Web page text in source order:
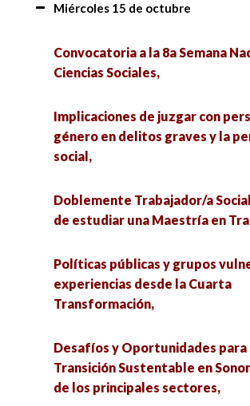
género en delitos graves y la
la frontera. 10 años de la Maestría
Social de la UACJ,
estudiar una Maestría en Trabajo
experiencias desde la Cuarta
Desafíos y Oportunidades para una
principales sectores,
Empleo y rotación laboral a nivel
Inteligencia Artificial en la
Club de Docentes Estresad@s
La Difusión de las Innovaciones:
Viaje de Políticas Públicas en
de México,
Experiencias comunicológicas
Universidad Intercultural de
Disidencias que transforman la
Semana LGBTTTIQ+ de la FCPyS,
Una mirada integral al embarazo
en México,
Miércoles 15 de octubre
Convocatoria a la 8a Semana
Ciencias Sociales,
Implicaciones de juzgar con
género en delitos graves y la
social,
Doblemente Trabajador/a
de estudiar una Maestría en
Políticas públicas y grupos
experiencias desde la Cuarta
Transformación,
Desafíos y Oportunidades para
Transición Sustentable en
de los principales sectores,